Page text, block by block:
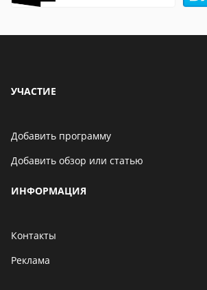
УЧАСТИЕ
Добавить программу
Добавить обзор или статью
ИНФОРМАЦИЯ
Контакты
Реклама